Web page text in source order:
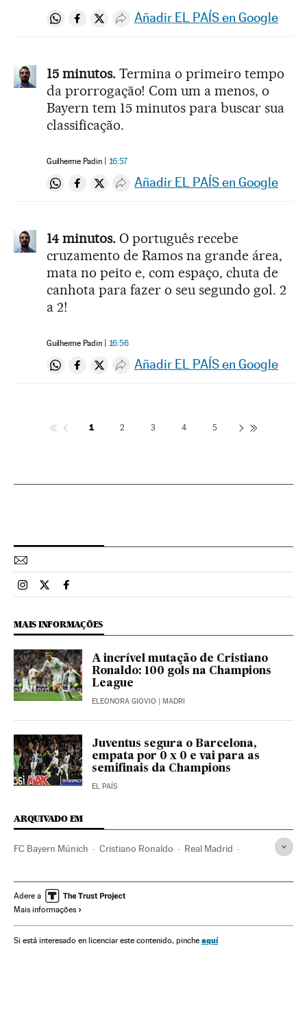
Compartir en Whatsapp
Compartir en Facebook
Compartir en Twitter
Desplegar Redes Sociales
Añadir EL PAÍS en Google
15 minutos. Termina o primeiro tempo
da prorrogação! Com um a menos, o
Bayern tem 15 minutos para buscar sua
classificação.
Guilherme Padin 16:57
Compartir en Whatsapp
Compartir en Facebook
Compartir en Twitter
Desplegar Redes Sociales
Añadir EL PAÍS en Google
14 minutos. O português recebe
cruzamento de Ramos na grande área,
mata no peito e, com espaço, chuta de
canhota para fazer o seu segundo gol. 2
a 2!
Guilherme Padin 16:56
Compartir en Whatsapp
Compartir en Facebook
Compartir en Twitter
Desplegar Redes Sociales
Añadir EL PAÍS en Google
1 2 3 4 5
Esportes El País Brasil en Instagram
Esportes El País Brasil en Twitter
Esportes El País Brasil en Facebook
MAIS INFORMAÇÕES
A incrível mutação de Cristiano
Ronaldo: 100 gols na Champions
League
ELEONORA GIOVIO | MADRI
Juventus segura o Barcelona,
empata por 0 x 0 e vai para as
semifinais da Champions
EL PAÍS
ARQUIVADO EM
FC Bayern Múnich Cristiano Ronaldo Real Madrid
Champions League Futebol
Adere a
Mais informações
Si está interesado en licenciar este contenido, pinche aquí